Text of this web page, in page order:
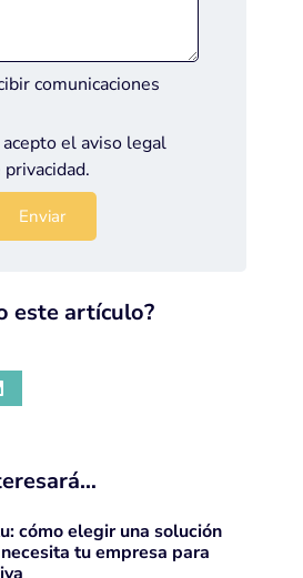
comunicaciones
el aviso legal
.
este artículo?
cómo elegir una solución
tu empresa para